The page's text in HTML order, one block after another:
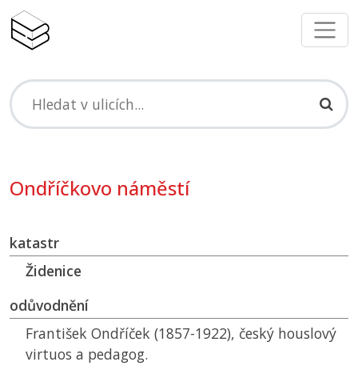
Ondříčkovo náměstí
katastr
Židenice
odůvodnění
František Ondříček (1857-1922), český houslový
virtuos a pedagog.